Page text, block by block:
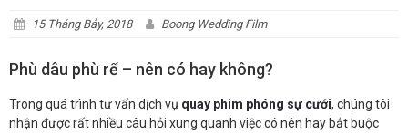
15 Tháng Bảy, 2018 Boong Wedding Film
Phù dâu phù rể – nên có hay không?
Trong quá trình tư vấn dịch vụ quay phim phóng sự cưới, chúng tôi
nhận được rất nhiều câu hỏi xung quanh việc có nên hay bắt buộc